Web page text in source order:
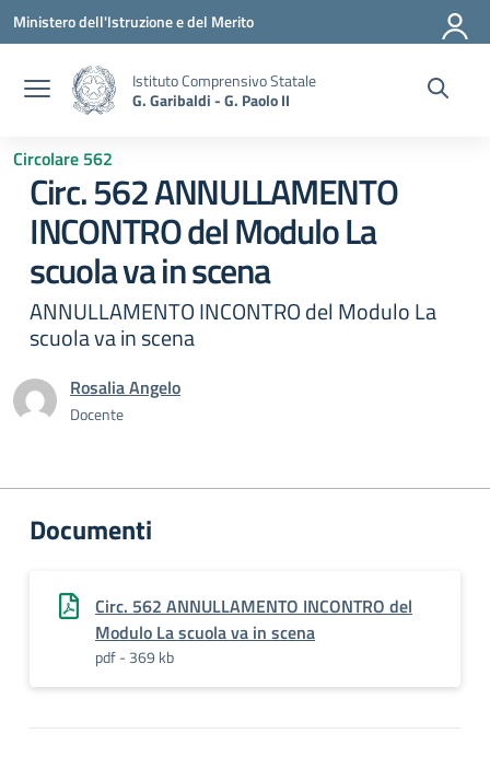
Vai ai contenuti
Vai al menu di navigazione
Vai al footer
Ministero dell'Istruzione e del Merito
Istituto Comprensivo Statale
G. Garibaldi - G. Paolo II
Circolare 562
Circ. 562 ANNULLAMENTO
INCONTRO del Modulo La
scuola va in scena
ANNULLAMENTO INCONTRO del Modulo La
scuola va in scena
Rosalia Angelo
Docente
Documenti
Circ. 562 ANNULLAMENTO INCONTRO del
Modulo La scuola va in scena
pdf - 369 kb